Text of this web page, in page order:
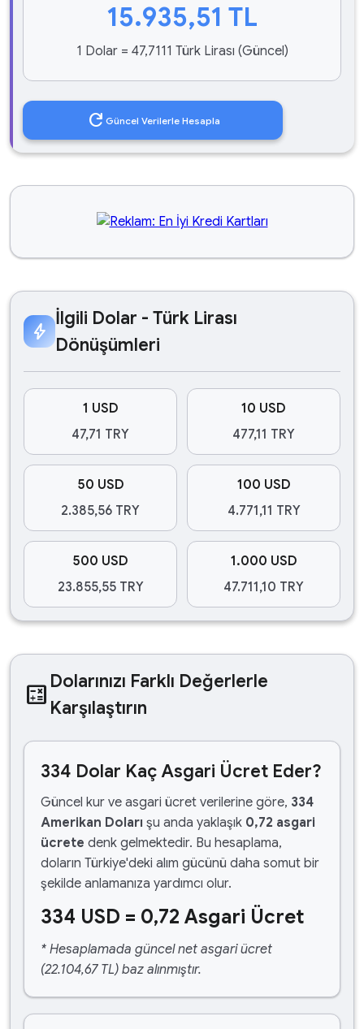
15.935,51 TL
1 Dolar = 47,7111 Türk Lirası (Güncel)
refresh Güncel Verilerle Hesapla
bolt
İlgili Dolar - Türk Lirası
Dönüşümleri
1 USD
47,71 TRY
10 USD
477,11 TRY
50 USD
2.385,56 TRY
100 USD
4.771,11 TRY
500 USD
23.855,55 TRY
1.000 USD
47.711,10 TRY
calculate Dolarınızı Farklı Değerlerle
Karşılaştırın
334 Dolar Kaç Asgari Ücret Eder?
Güncel kur ve asgari ücret verilerine göre, 334
Amerikan Doları şu anda yaklaşık 0,72 asgari
ücrete denk gelmektedir. Bu hesaplama,
doların Türkiye'deki alım gücünü daha somut bir
şekilde anlamanıza yardımcı olur.
334 USD = 0,72 Asgari Ücret
* Hesaplamada güncel net asgari ücret
(22.104,67 TL) baz alınmıştır.